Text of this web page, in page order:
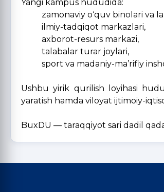
Yangi kampus hududida:
zamonaviy o‘quv binolari va
ilmiy-tadqiqot markazlari,
axborot-resurs markazi,
talabalar turar joylari,
sport va madaniy-ma’rifiy
Ushbu yirik qurilish loyihasi
yaratish hamda viloyat ijtimoiy-
BuxDU — taraqqiyot sari dadil